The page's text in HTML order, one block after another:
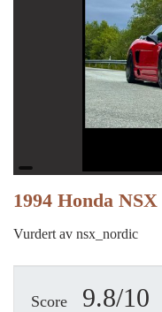
1994 Honda
Vurdert av nsx_nordic
Score 9.8/10